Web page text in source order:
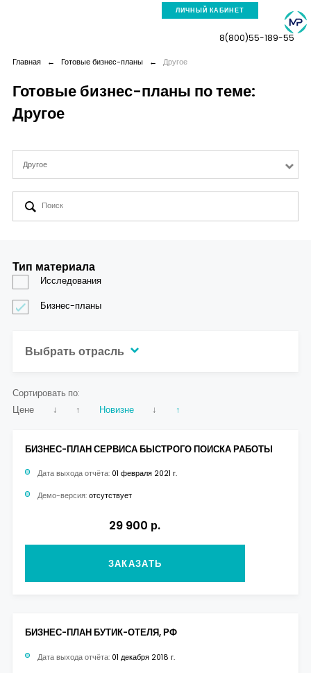
ЛИЧНЫЙ КАБИНЕТ
Компания
Услуги
Новая реальность
Аналитика
Контакты
8(800)55-189-55
Главная ← Готовые бизнес-планы ← Другое
Готовые бизнес-планы по теме:
Другое
Другое
Сортировать по:
Цене
↓ ↑ Новизне ↓ ↑
БИЗНЕС-ПЛАН СЕРВИСА БЫСТРОГО ПОИСКА РАБОТЫ
Дата выхода отчёта: 01 февраля 2021 г.
Демо-версия: отсутствует
29 900 р.
ЗАКАЗАТЬ
БИЗНЕС-ПЛАН БУТИК-ОТЕЛЯ, РФ
Дата выхода отчёта: 01 декабря 2018 г.
Тип материала
Исследования
Бизнес-планы
Выбрать отрасль